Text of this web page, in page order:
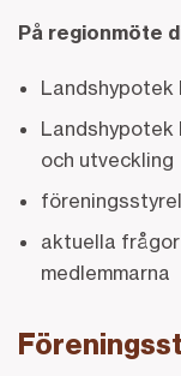
På regionmöte
Landshypotek
Landshypotek
och utveckling
aktuella
medlemmarna